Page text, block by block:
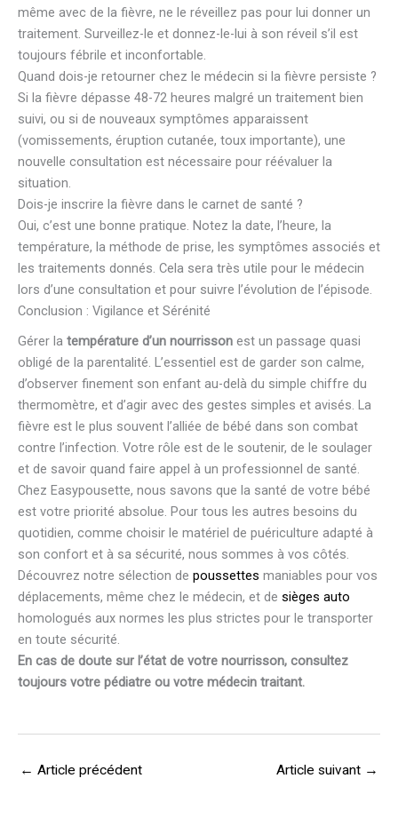
même avec de la fièvre, ne le réveillez pas pour lui donner un
traitement. Surveillez-le et donnez-le-lui à son réveil s’il est
toujours fébrile et inconfortable.
Quand dois-je retourner chez le médecin si la fièvre persiste ?
Si la fièvre dépasse 48-72 heures malgré un traitement bien
suivi, ou si de nouveaux symptômes apparaissent
(vomissements, éruption cutanée, toux importante), une
nouvelle consultation est nécessaire pour réévaluer la
situation.
Dois-je inscrire la fièvre dans le carnet de santé ?
Oui, c’est une bonne pratique. Notez la date, l’heure, la
température, la méthode de prise, les symptômes associés et
les traitements donnés. Cela sera très utile pour le médecin
lors d’une consultation et pour suivre l’évolution de l’épisode.
Conclusion : Vigilance et Sérénité
Gérer la température d’un nourrisson est un passage quasi
obligé de la parentalité. L’essentiel est de garder son calme,
d’observer finement son enfant au-delà du simple chiffre du
thermomètre, et d’agir avec des gestes simples et avisés. La
fièvre est le plus souvent l’alliée de bébé dans son combat
contre l’infection. Votre rôle est de le soutenir, de le soulager
et de savoir quand faire appel à un professionnel de santé.
Chez Easypousette, nous savons que la santé de votre bébé
est votre priorité absolue. Pour tous les autres besoins du
quotidien, comme choisir le matériel de puériculture adapté à
son confort et à sa sécurité, nous sommes à vos côtés.
Découvrez notre sélection de poussettes maniables pour vos
déplacements, même chez le médecin, et de sièges auto
homologués aux normes les plus strictes pour le transporter
en toute sécurité.
En cas de doute sur l’état de votre nourrisson, consultez
toujours votre pédiatre ou votre médecin traitant.
← Article précédent Article suivant →